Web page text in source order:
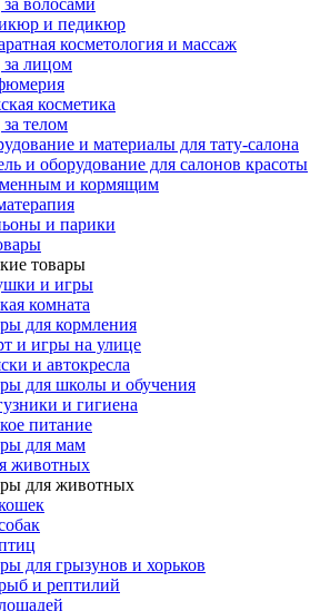
волосами
и педикюр
косметология и массаж
за лицом
косметика
телом
и материалы для тату-салона
и оборудование для салонов красоты
и кормящим
и парики
товары
и игры
комната
для кормления
и игры на улице
и автокресла
для школы и обучения
и гигиена
питание
для мам
животных
для животных
для грызунов и хорьков
и рептилий